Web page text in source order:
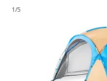
1/5